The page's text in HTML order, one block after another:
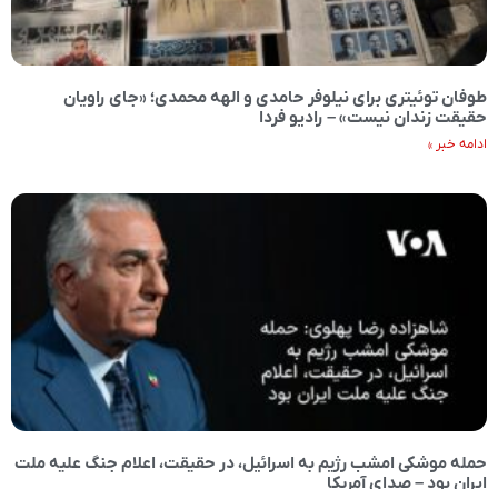
طوفان توئیتری برای نیلوفر حامدی و الهه محمدی؛ «جای راویان
حقیقت زندان نیست» – رادیو فردا
ادامه خبر »
حمله موشکی امشب رژیم به اسرائیل، در حقیقت، اعلام جنگ علیه ملت
ایران بود – صدای آمریکا